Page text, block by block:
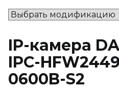
IP-камера
IPC-
0600B-S2